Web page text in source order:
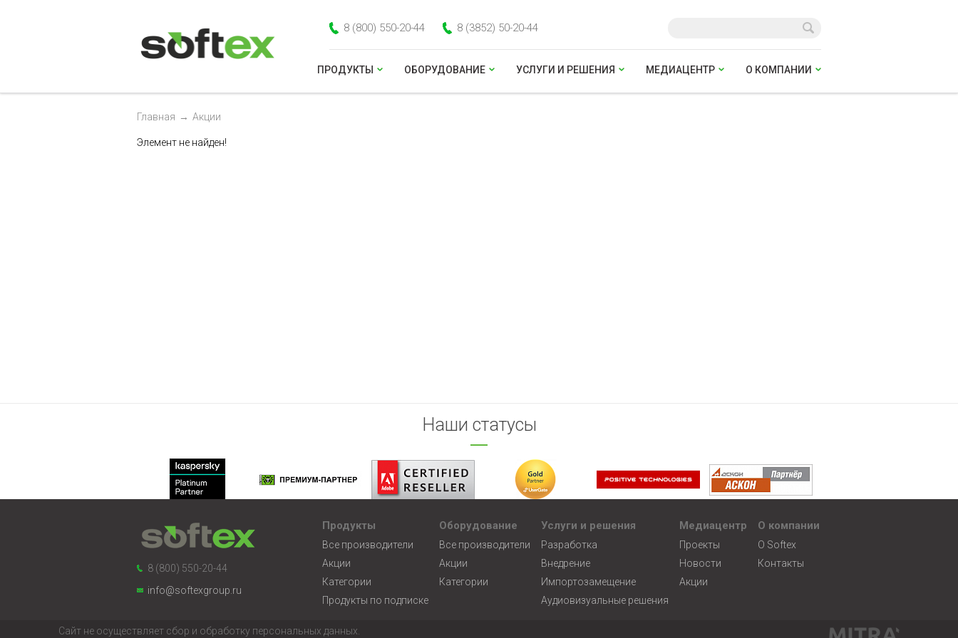
8 (800) 550-20-44 8 (3852) 50-20-44
О КОМПАНИИ
МЕДИАЦЕНТР
УСЛУГИ И РЕШЕНИЯ
ОБОРУДОВАНИЕ
ПРОДУКТЫ
Главная → Акции
Элемент не найден!
Наши статусы
8 (800) 550-20-44
info@softexgroup.ru
Продукты
Все производители
Акции
Категории
Продукты по подписке
Оборудование
Все производители
Акции
Категории
Услуги и решения
Разработка
Внедрение
Импортозамещение
Аудиовизуальные решения
Медиацентр
Проекты
Новости
Акции
О компании
О Softex
Контакты
Сайт не осуществляет сбор и обработку персональных данных.